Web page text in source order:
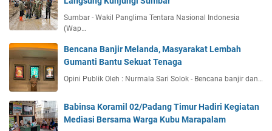
Sumbar - Wakil Panglima Tentara Nasional Indonesia
(Wap…
Bencana Banjir Melanda, Masyarakat Lembah
Gumanti Bantu Sekuat Tenaga
Opini Publik Oleh : Nurmala Sari Solok - Bencana banjir dan…
Babinsa Koramil 02/Padang Timur Hadiri Kegiatan
Mediasi Bersama Warga Kubu Marapalam